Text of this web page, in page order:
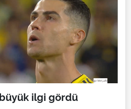
ilgi gördü